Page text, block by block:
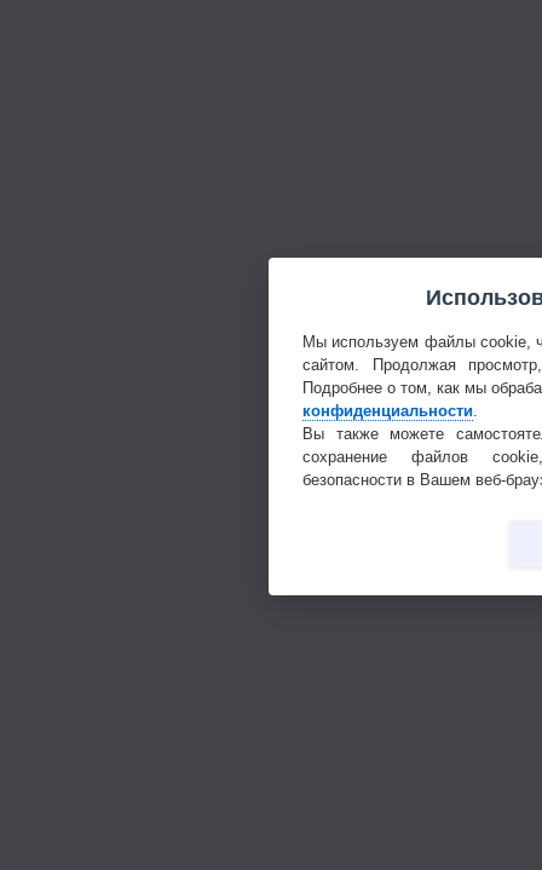
Мы используем файлы cookie,
сайтом. Продолжая
Подробнее о том, как мы
конфиденциальности
Вы также можете
сохранение файлов
безопасности в Вашем веб-